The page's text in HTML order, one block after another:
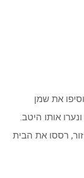
את שמן
אותו היטב.
רססו את הבית